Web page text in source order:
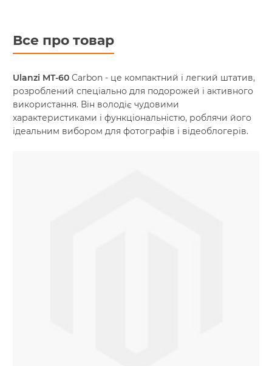
Все про товар
Ulanzi MT-60 Carbon - це компактний і легкий штатив,
розроблений спеціально для подорожей і активного
використання. Він володіє чудовими
характеристиками і функціональністю, роблячи його
ідеальним вибором для фотографів і відеоблогерів.